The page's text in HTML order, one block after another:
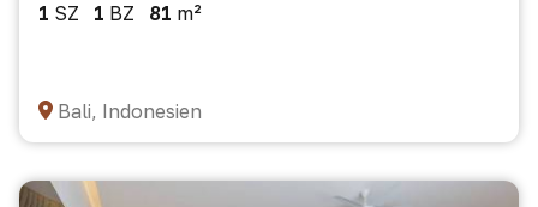
1 SZ 1 BZ 81 m²
Bali, Indonesien